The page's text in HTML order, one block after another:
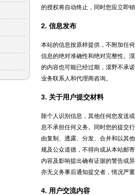
的授权将自动终止，同时您应立即
2. 信息发布
本站的信息按原样提供，不附加任
信息的绝对准确性和绝对完整性。
的内容也可能已经过期，漠野不承
业务联系人和代理商咨询。
3. 关于用户提交材料
除个人识别信息，其他任何您发送
息不承担任何义务。同时您的提交
由复制、透露、分发、合并和以其
规及公众道德，不得向或从本站邮
内容及影响提出确有证据的警告或
亦无义务事后通知提交者，情况严
4. 用户交流内容